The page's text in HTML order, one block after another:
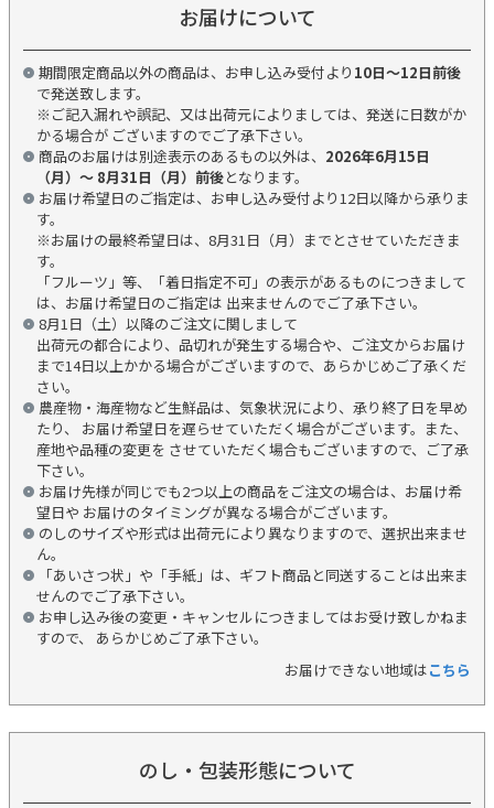
お届けについて
期間限定商品以外の商品は、お申し込み受付より 10日～12日前後
で発送致します。
※ご記入漏れや誤記、又は出荷元によりましては、発送に日数がか
かる場合が ございますのでご了承下さい。
商品のお届けは別途表示のあるもの以外は、 2026年6月15日
（月）～ 8月31日（月）前後となります。
お届け希望日のご指定は、お申し込み受付より12日以降から承りま
す。
※お届けの最終希望日は、8月31日（月）までとさせていただきま
す。
「フルーツ」等、「着日指定不可」の表示があるものにつきまして
は、お届け希望日のご指定は 出来ませんのでご了承下さい。
8月1日（土）以降のご注文に関しまして
出荷元の都合により、品切れが発生する場合や、ご注文からお届け
まで14日以上かかる場合がございますので、あらかじめご了承くだ
さい。
農産物・海産物など生鮮品は、気象状況により、承り終了日を早め
たり、 お届け希望日を遅らせていただく場合がございます。また、
産地や品種の変更を させていただく場合もございますので、ご了承
下さい。
お届け先様が同じでも2つ以上の商品をご注文の場合は、お届け希
望日や お届けのタイミングが異なる場合がございます。
のしのサイズや形式は出荷元により異なりますので、選択出来ませ
ん。
「あいさつ状」や「手紙」は、ギフト商品と同送することは出来ま
せんのでご了承下さい。
お申し込み後の変更・キャンセルにつきましてはお受け致しかねま
すので、 あらかじめご了承下さい。
お届けできない地域はこちら
のし・包装形態について